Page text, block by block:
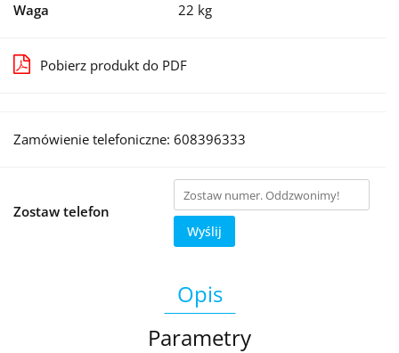
Waga 22 kg
Pobierz produkt do PDF
Zamówienie telefoniczne: 608396333
Zostaw telefon
Wyślij
Opis
Parametry